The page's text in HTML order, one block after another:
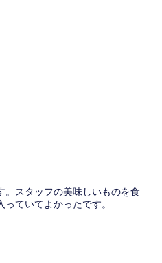
。スタッフの美味しいものを食
ていてよかったです。